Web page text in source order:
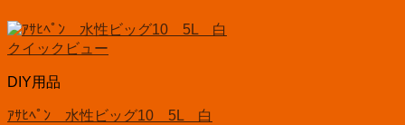
クイックビュー
DIY用品
ｱｻﾋﾍﾟﾝ 水性ビッグ10 5L 白